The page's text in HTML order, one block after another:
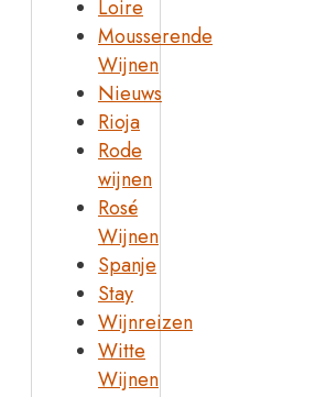
Loire
Mousserende
Wijnen
Nieuws
Rioja
Rode
wijnen
Rosé
Wijnen
Spanje
Stay
Wijnreizen
Witte
Wijnen